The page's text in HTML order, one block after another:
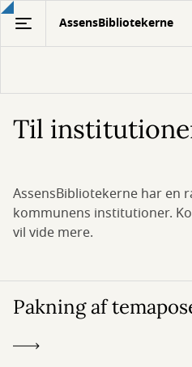
Gå
hovedindhold
AssensBibliotekerne
Til
AssensBibliotekerne har en
kommunens institutioner.
vil vide mere.
Pakning af